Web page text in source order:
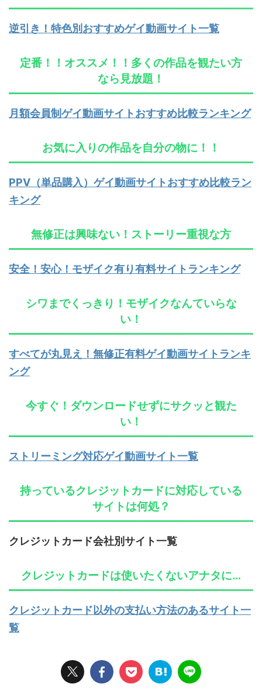
逆引き！特色別おすすめゲイ動画サイト一覧
定番！！オススメ！！多くの作品を観たい方
なら見放題！
月額会員制ゲイ動画サイトおすすめ比較ランキング
お気に入りの作品を自分の物に！！
PPV（単品購入）ゲイ動画サイトおすすめ比較ラン
キング
無修正は興味ない！ストーリー重視な方
安全！安心！モザイク有り有料サイトランキング
シワまでくっきり！モザイクなんていらな
い！
すべてが丸見え！無修正有料ゲイ動画サイトランキ
ング
今すぐ！ダウンロードせずにサクッと観た
い！
ストリーミング対応ゲイ動画サイト一覧
持っているクレジットカードに対応している
サイトは何処？
クレジットカード会社別サイト一覧
クレジットカードは使いたくないアナタに…
クレジットカード以外の支払い方法のあるサイト一
覧